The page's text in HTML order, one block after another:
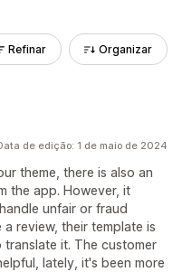
Refinar Organizar
de edição: 1 de maio de 2024
theme, there is also an
the app. However, it
unfair or fraud
review, their template is
it. The customer
lately, it's been more